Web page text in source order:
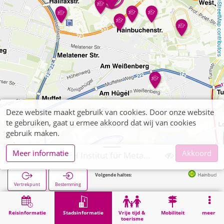
OpenStreetMap contributors
Reisinformatie Stadsinformatie
Vrije tijd &
toerisme
Mobiliteit meer
Vertrekpunt Bestemming
Volgende haltes: Hainbuchenstraße
Stadsinformatie
Hogeschoolinstellingen
Aachen, RWTH Institut für Metallkunde/Metallphysik
Deze website maakt gebruik van cookies. Door onze website
te gebruiken, gaat u ermee akkoord dat wij van cookies
gebruik maken.
Meer informatie
Akkoord